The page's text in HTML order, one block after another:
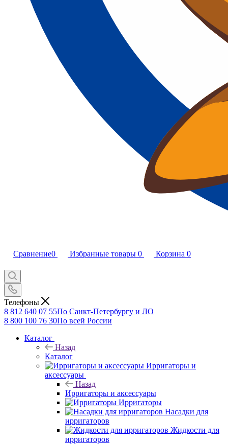
Сравнение0 Избранные товары 0 Корзина 0
Телефоны
8 812 640 07 55По Санкт-Петербургу и ЛО
8 800 100 76 30По всей России
Каталог
Назад
Каталог
Ирригаторы и
аксессуары
Назад
Ирригаторы и аксессуары
Ирригаторы
Насадки для
ирригаторов
Жидкости для
ирригаторов